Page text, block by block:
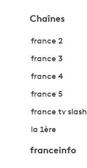
Chaînes
france 2
france 3
france 4
france 5
france tv slash
la 1ère
franceinfo